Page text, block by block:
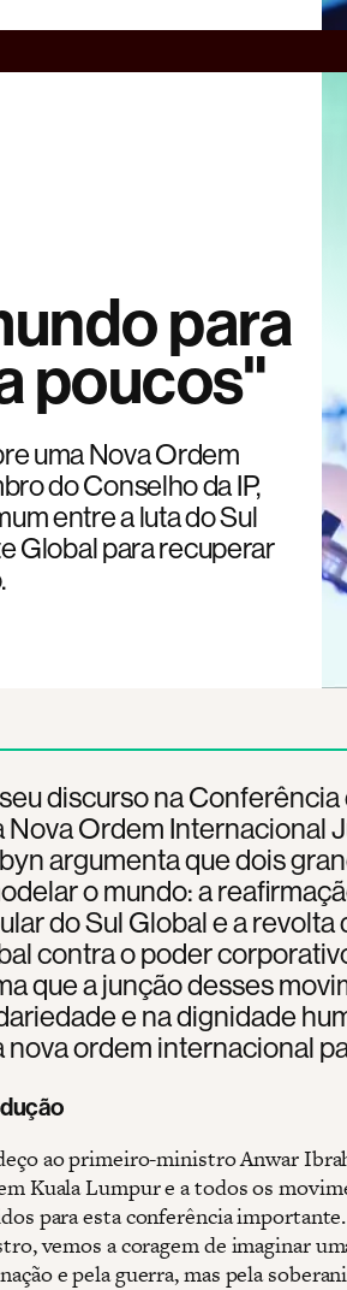
para
poucos"
uma Nova Ordem
do Conselho da IP,
entre a luta do Sul
Global para recuperar
discurso na
Nova Ordem Internacional
argumenta que dois
o mundo: a
do Sul Global e a
contra o poder
que a junção desses
e na dignidade
nova ordem internacional
ao primeiro-ministro Anwar
Kuala Lumpur e a todos os
para esta conferência
vemos a coragem de imaginar
e pela guerra, mas pela